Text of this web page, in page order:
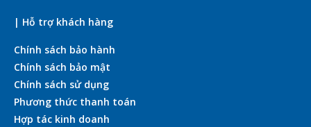
| Hỗ trợ khách hàng
Chính sách bảo hành
Chính sách bảo mật
Chính sách sử dụng
Phương thức thanh toán
Hợp tác kinh doanh